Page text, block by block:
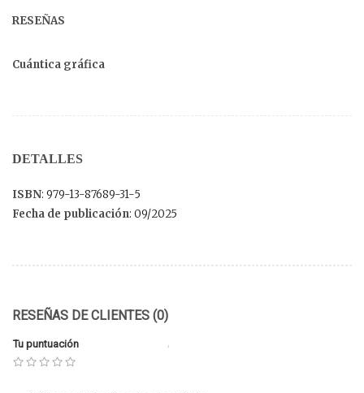
RESEÑAS
Cuántica gráfica
DETALLES
ISBN: 979-13-87689-31-5
Fecha de publicación: 09/2025
RESEÑAS DE CLIENTES (0)
Tu puntuación